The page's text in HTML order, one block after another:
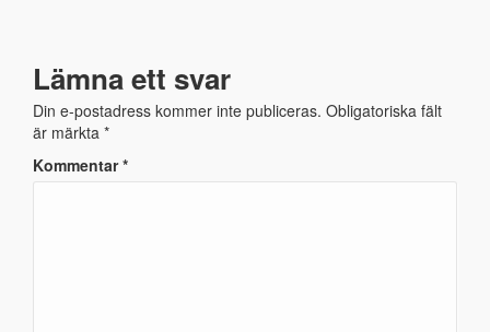
Lämna ett svar
Din e-postadress kommer inte publiceras. Obligatoriska fält
är märkta *
Kommentar*